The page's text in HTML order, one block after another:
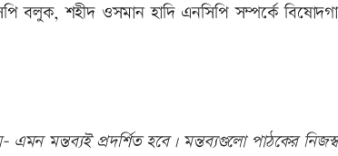
বলুক, শহীদ ওসমান হাদি এনসিপি সম্পর্কে
মন্তব্যই প্রদর্শিত হবে। মন্তব্যগুলো পাঠকের নিজস্ব